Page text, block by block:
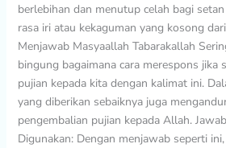
berlebihan dan menutup celah bagi
rasa iri atau kekaguman yang kosong
Menjawab Masyaallah Tabarakallah
bingung bagaimana cara merespons jika
pujian kepada kita dengan kalimat ini.
yang diberikan sebaiknya juga
pengembalian pujian kepada Allah.
Digunakan: Dengan menjawab seperti